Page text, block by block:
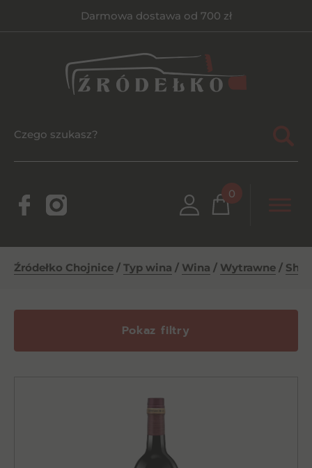
Darmowa dostawa od 700 zł
0
Źródełko Chojnice / Typ wina / Wina / Wytrawne /
Pokaz filtry